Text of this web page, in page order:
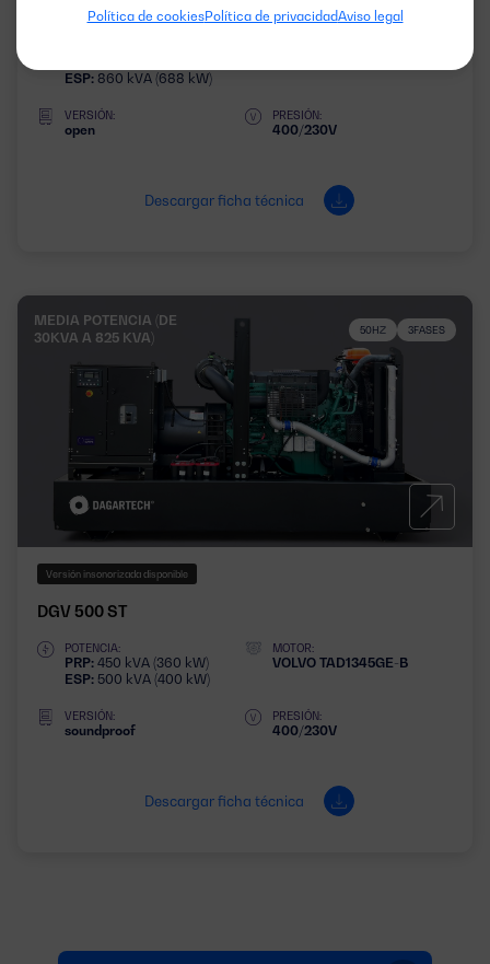
Política de cookiesPolítica de privacidadAviso legal
DGCS 860 ST
ESP: 860 kVA (688 kW)
VERSIÓN:
open
PRESIÓN:
400/230V
Descargar ficha técnica
MEDIA POTENCIA (DE
30KVA A 825 KVA)
50HZ 3FASES
Versión insonorizada disponible
DGV 500 ST
POTENCIA:
PRP: 450 kVA (360 kW)
ESP: 500 kVA (400 kW)
MOTOR:
VOLVO TAD1345GE-B
VERSIÓN:
soundproof
PRESIÓN:
400/230V
Descargar ficha técnica